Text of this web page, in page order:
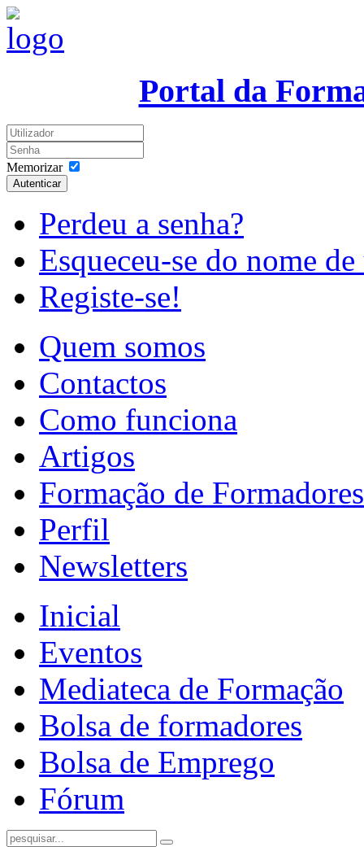
Portal da
Memorizar
Autenticar
Perdeu a senha?
Esqueceu-se do nome
Registe-se!
Quem somos
Contactos
Como funciona
Artigos
Formação de Formadores
Perfil
Newsletters
Inicial
Eventos
Mediateca de Formação
Bolsa de formadores
Bolsa de Emprego
Fórum